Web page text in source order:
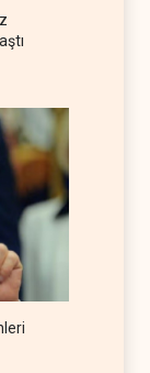
gizli